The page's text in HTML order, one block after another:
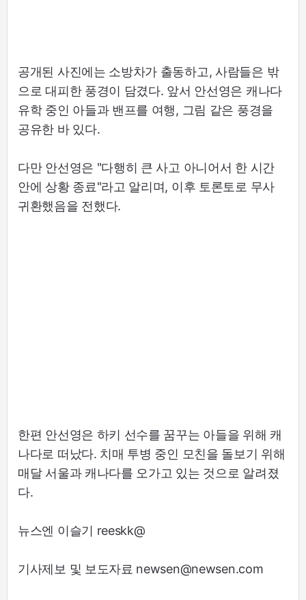
공개된 사진에는 소방차가 출동하고, 사람들은 밖
으로 대피한 풍경이 담겼다. 앞서 안선영은 캐나다
유학 중인 아들과 밴프를 여행, 그림 같은 풍경을
공유한 바 있다.
다만 안선영은 "다행히 큰 사고 아니어서 한 시간
안에 상황 종료"라고 알리며, 이후 토론토로 무사
귀환했음을 전했다.
한편 안선영은 하키 선수를 꿈꾸는 아들을 위해 캐
나다로 떠났다. 치매 투병 중인 모친을 돌보기 위해
매달 서울과 캐나다를 오가고 있는 것으로 알려졌
다.
뉴스엔 이슬기 reeskk@
기사제보 및 보도자료 newsen@newsen.com